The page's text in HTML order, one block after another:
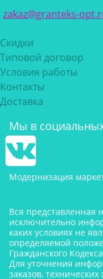
zakaz@granteks-
Скидки
Типовой договор
Условия работы
Контакты
Доставка
Мы в
Модернизация
Вся представленная
исключительно
каких условиях не
определяемой
Гражданского
Для уточнения
заказов,